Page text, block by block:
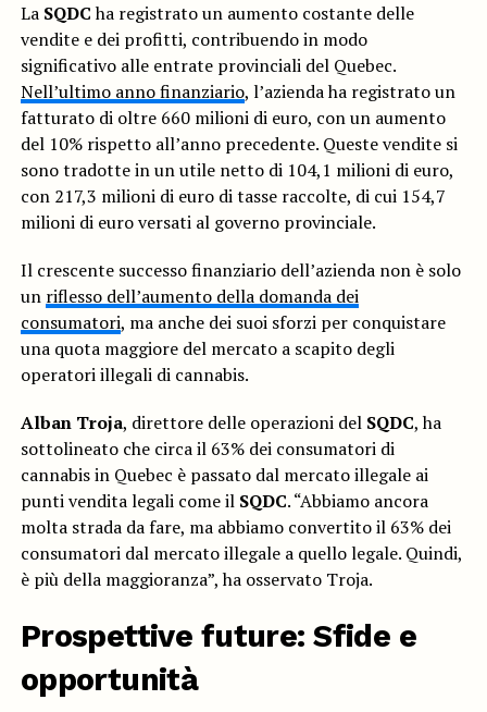
La SQDCha registrato un aumento costante delle
vendite e dei profitti, contribuendo in modo
significativo alle entrate provinciali del Quebec.
Nell’ultimo anno finanziario, l’azienda ha registrato un
fatturato di oltre 660 milioni di euro, con un aumento
del 10% rispetto all’anno precedente. Queste vendite si
sono tradotte in un utile netto di 104,1 milioni di euro,
con 217,3 milioni di euro di tasse raccolte, di cui 154,7
milioni di euro versati al governo provinciale.
Il crescente successo finanziario dell’azienda non è solo
un riflesso dell’aumento della domanda dei
consumatori, ma anche dei suoi sforzi per conquistare
una quota maggiore del mercato a scapito degli
operatori illegali di cannabis.
Alban Troja, direttore delle operazioni del SQDC, ha
sottolineato che circa il 63% dei consumatori di
cannabis in Quebec è passato dal mercato illegale ai
punti vendita legali come il SQDC. “Abbiamo ancora
molta strada da fare, ma abbiamo convertito il 63% dei
consumatori dal mercato illegale a quello legale. Quindi,
è più della maggioranza”, ha osservato Troja.
Prospettive future: Sfide e
opportunità